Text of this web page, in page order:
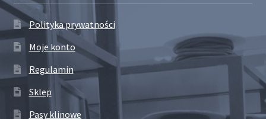
Polityka prywatności
Moje konto
Regulamin
Sklep
Pasy klinowe